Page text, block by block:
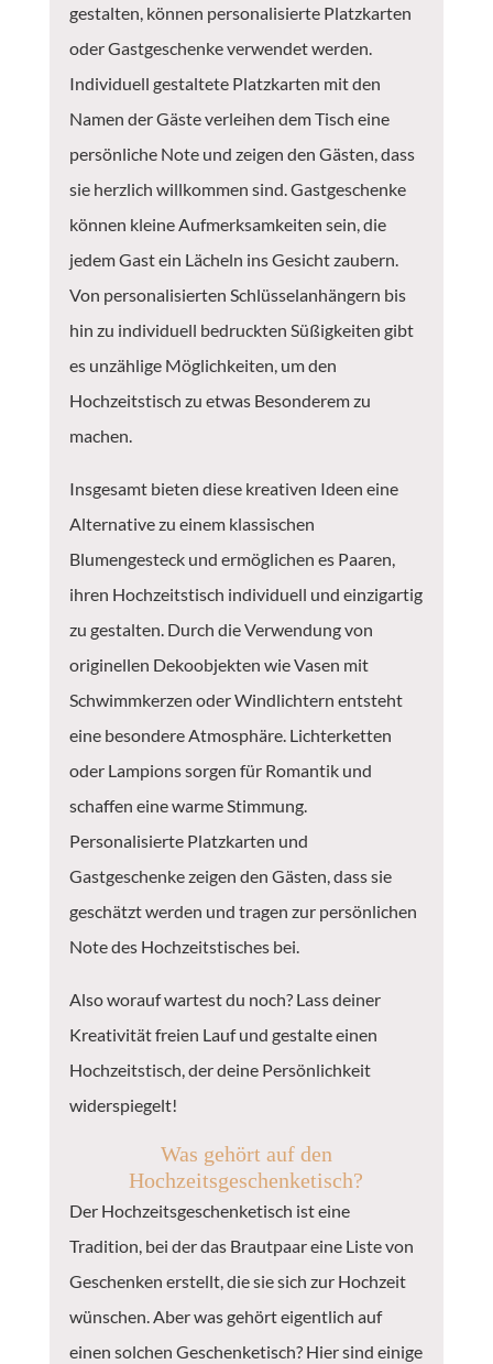
gestalten, können personalisierte Platzkarten
oder Gastgeschenke verwendet werden.
Individuell gestaltete Platzkarten mit den
Namen der Gäste verleihen dem Tisch eine
persönliche Note und zeigen den Gästen, dass
sie herzlich willkommen sind. Gastgeschenke
können kleine Aufmerksamkeiten sein, die
jedem Gast ein Lächeln ins Gesicht zaubern.
Von personalisierten Schlüsselanhängern bis
hin zu individuell bedruckten Süßigkeiten gibt
es unzählige Möglichkeiten, um den
Hochzeitstisch zu etwas Besonderem zu
machen.
Insgesamt bieten diese kreativen Ideen eine
Alternative zu einem klassischen
Blumengesteck und ermöglichen es Paaren,
ihren Hochzeitstisch individuell und einzigartig
zu gestalten. Durch die Verwendung von
originellen Dekoobjekten wie Vasen mit
Schwimmkerzen oder Windlichtern entsteht
eine besondere Atmosphäre. Lichterketten
oder Lampions sorgen für Romantik und
schaffen eine warme Stimmung.
Personalisierte Platzkarten und
Gastgeschenke zeigen den Gästen, dass sie
geschätzt werden und tragen zur persönlichen
Note des Hochzeitstisches bei.
Also worauf wartest du noch? Lass deiner
Kreativität freien Lauf und gestalte einen
Hochzeitstisch, der deine Persönlichkeit
widerspiegelt!
Was gehört auf den
Hochzeitsgeschenketisch?
Der Hochzeitsgeschenketisch ist eine
Tradition, bei der das Brautpaar eine Liste von
Geschenken erstellt, die sie sich zur Hochzeit
wünschen. Aber was gehört eigentlich auf
einen solchen Geschenketisch? Hier sind einige